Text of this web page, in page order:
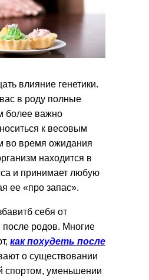
влияние генетики.
в роду полные
более важно
к весовым
во время ожидания
находится в
и принимает любую
ее «про запас».
себя от
после родов. Многие
как похудеть после
о существовании
спортом, уменьшении